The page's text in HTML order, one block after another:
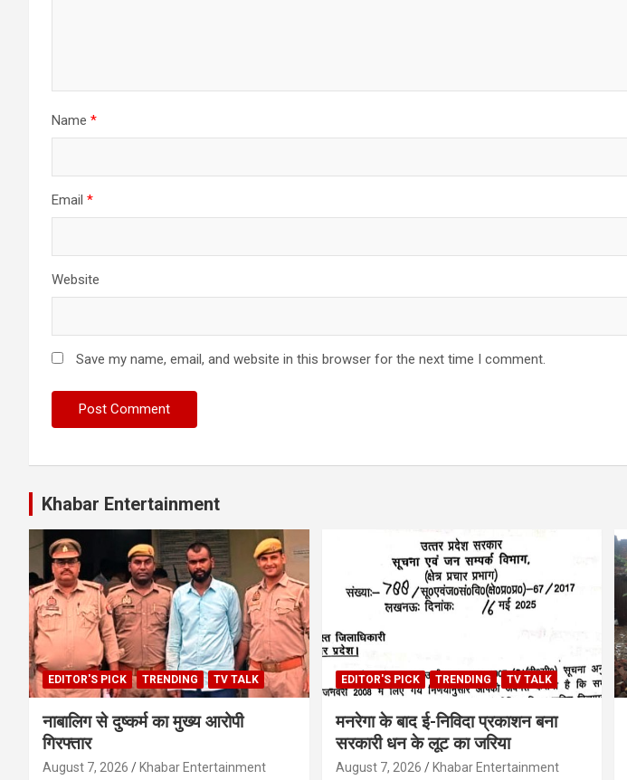
Name *
Email *
Website
Save my name, email, and website in this browser for the next time I comment.
Khabar Entertainment
EDITOR'S PICK TRENDING TV TALK
नाबालिग से दुष्कर्म का मुख्य आरोपी
गिरफ्तार
August 7, 2026 Khabar Entertainment
EDITOR'S PICK TRENDING TV TALK
मनरेगा के बाद ई-निविदा प्रकाशन बना
सरकारी धन के लूट का जरिया
August 7, 2026 Khabar Entertainment